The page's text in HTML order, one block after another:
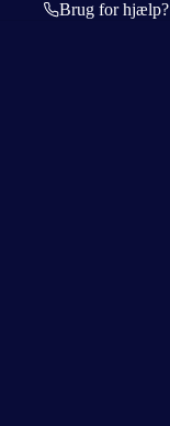
Brug for hjælp?